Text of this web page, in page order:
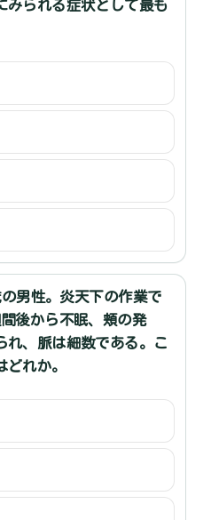
みられる症状として最も
男性。炎天下の作業で
後から不眠、頬の発
れ、脈は細数である。こ
れか。